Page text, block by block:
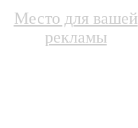
Место для вашей
рекламы